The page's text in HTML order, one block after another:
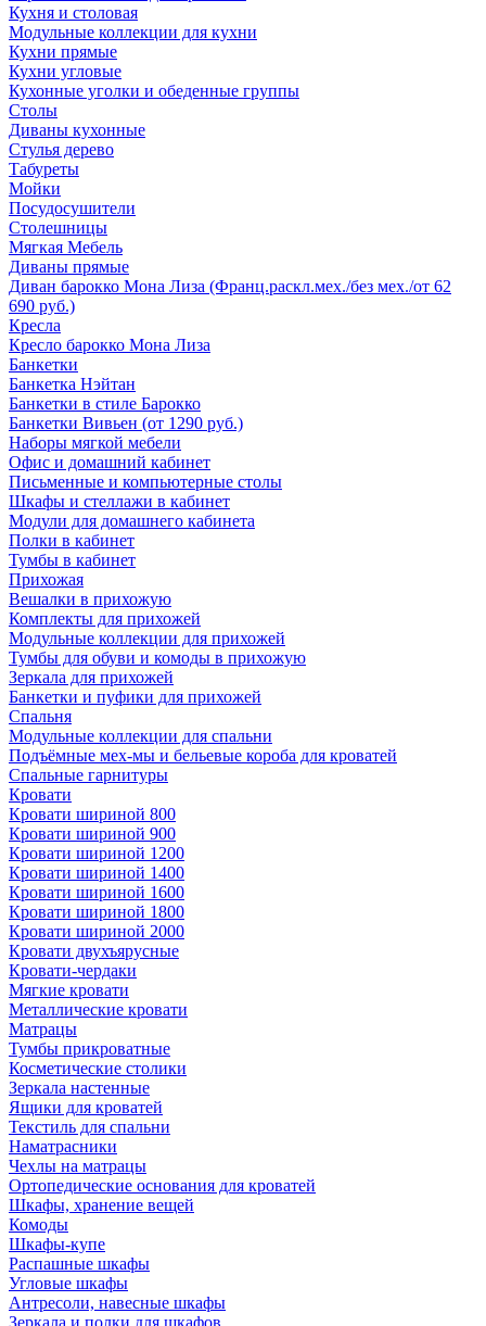
Кухня и столовая
Модульные коллекции для кухни
Кухни прямые
Кухни угловые
Кухонные уголки и обеденные группы
Столы
Диваны кухонные
Стулья дерево
Табуреты
Мойки
Посудосушители
Столешницы
Мягкая Мебель
Диваны прямые
Диван барокко Мона Лиза (Франц.раскл.мех./без мех./от 62
690 руб.)
Кресла
Кресло барокко Мона Лиза
Банкетки
Банкетка Нэйтан
Банкетки в стиле Барокко
Банкетки Вивьен (от 1290 руб.)
Наборы мягкой мебели
Офис и домашний кабинет
Письменные и компьютерные столы
Шкафы и стеллажи в кабинет
Модули для домашнего кабинета
Полки в кабинет
Тумбы в кабинет
Прихожая
Вешалки в прихожую
Комплекты для прихожей
Модульные коллекции для прихожей
Тумбы для обуви и комоды в прихожую
Зеркала для прихожей
Банкетки и пуфики для прихожей
Спальня
Модульные коллекции для спальни
Подъёмные мех-мы и бельевые короба для кроватей
Спальные гарнитуры
Кровати
Кровати шириной 800
Кровати шириной 900
Кровати шириной 1200
Кровати шириной 1400
Кровати шириной 1600
Кровати шириной 1800
Кровати шириной 2000
Кровати двухъярусные
Кровати-чердаки
Мягкие кровати
Металлические кровати
Матрацы
Тумбы прикроватные
Косметические столики
Зеркала настенные
Ящики для кроватей
Текстиль для спальни
Наматрасники
Чехлы на матрацы
Ортопедические основания для кроватей
Шкафы, хранение вещей
Комоды
Шкафы-купе
Распашные шкафы
Угловые шкафы
Антресоли, навесные шкафы
Зеркала и полки для шкафов